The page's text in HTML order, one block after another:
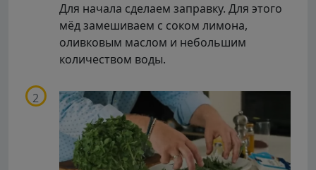
Для начала сделаем заправку. Для этого
мёд замешиваем с соком лимона,
оливковым маслом и небольшим
количеством воды.